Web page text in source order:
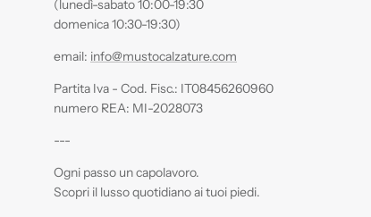
(lunedì-sabato 10:00-19:30
domenica 10:30-19:30)
email: info@mustocalzature.com
Partita Iva - Cod. Fisc.: IT08456260960
numero REA: MI-2028073
---
Ogni passo un capolavoro.
Scopri il lusso quotidiano ai tuoi piedi.